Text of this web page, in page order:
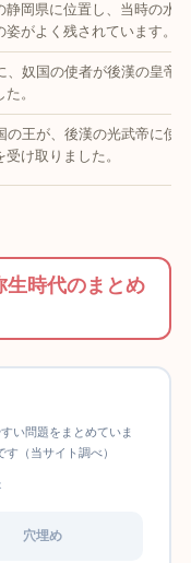
静岡県に位置し、当時の水
がよく残されています。
、奴国の使者が後漢の皇帝
。
の王が、後漢の光武帝に使
け取りました。
生時代のまとめ
い問題をまとめていま
（当サイト調べ）
穴埋め